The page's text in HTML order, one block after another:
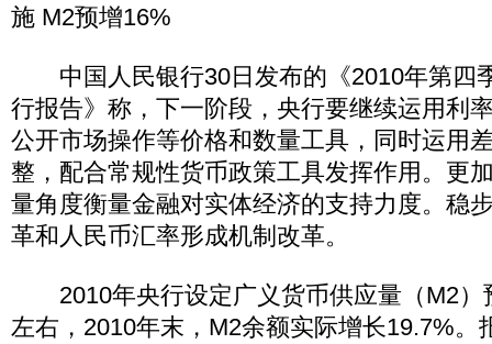
施 M2预增16%
中国人民银行30日发布的《2010年第四
行报告》称，下一阶段，央行要继续运用利
公开市场操作等价格和数量工具，同时运用
整，配合常规性货币政策工具发挥作用。更
量角度衡量金融对实体经济的支持力度。稳
革和人民币汇率形成机制改革。
2010年央行设定广义货币供应量（M2）
左右，2010年末，M2余额实际增长19.7%。